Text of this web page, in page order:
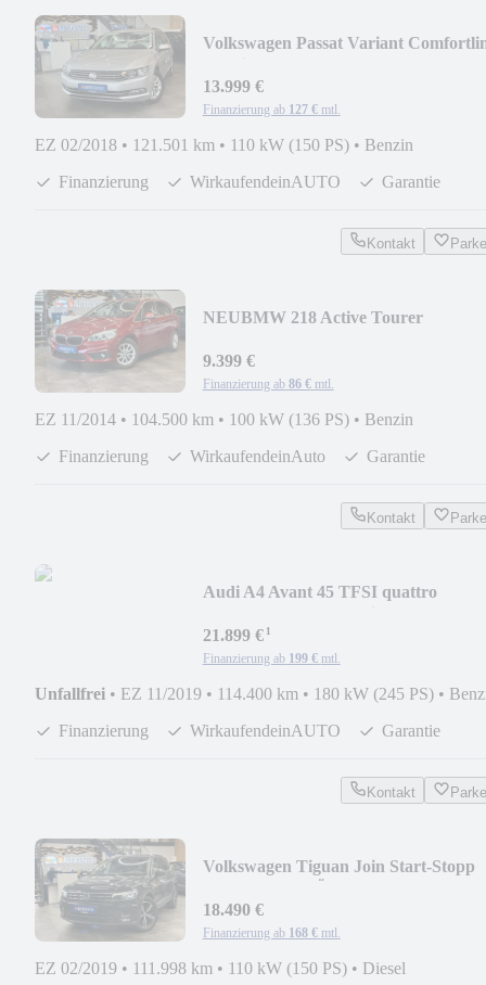
Volkswagen Passat Variant
13.999 €
Finanzierung ab 127 € mtl.
EZ 02/2018 • 121.501 km • 110 kW (150 PS) • Benzin
Finanzierung
WirkaufendeinAUTO Garantie
Kontakt
NEUBMW 218 Active Tourer
9.399 €
Finanzierung ab 86 € mtl.
EZ 11/2014 • 104.500 km • 100 kW (136 PS) • Benzin
Finanzierung
WirkaufendeinAuto Garantie
Kontakt
Audi A4 Avant 45 TFSI quattro
21.899 €¹
Finanzierung ab 199 € mtl.
Unfallfrei • EZ 11/2019 • 114.400 km • 180 kW (245 PS) •
Finanzierung
WirkaufendeinAUTO Garantie
Kontakt
Volkswagen Tiguan Join Start-Stopp
18.490 €
Finanzierung ab 168 € mtl.
EZ 02/2019 • 111.998 km • 110 kW (150 PS) • Diesel